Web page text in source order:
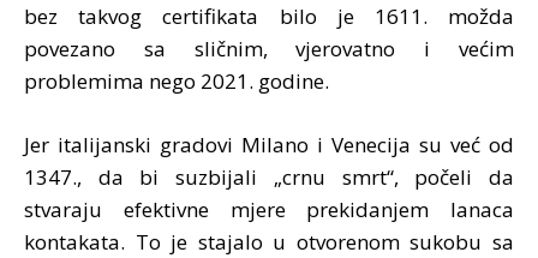
bez takvog certifikata bilo je 1611. možda
povezano sa sličnim, vjerovatno i većim
problemima nego 2021. godine.
Jer italijanski gradovi Milano i Venecija su već od
1347., da bi suzbijali „crnu smrt“, počeli da
stvaraju efektivne mjere prekidanjem lanaca
kontakata. To je stajalo u otvorenom sukobu sa